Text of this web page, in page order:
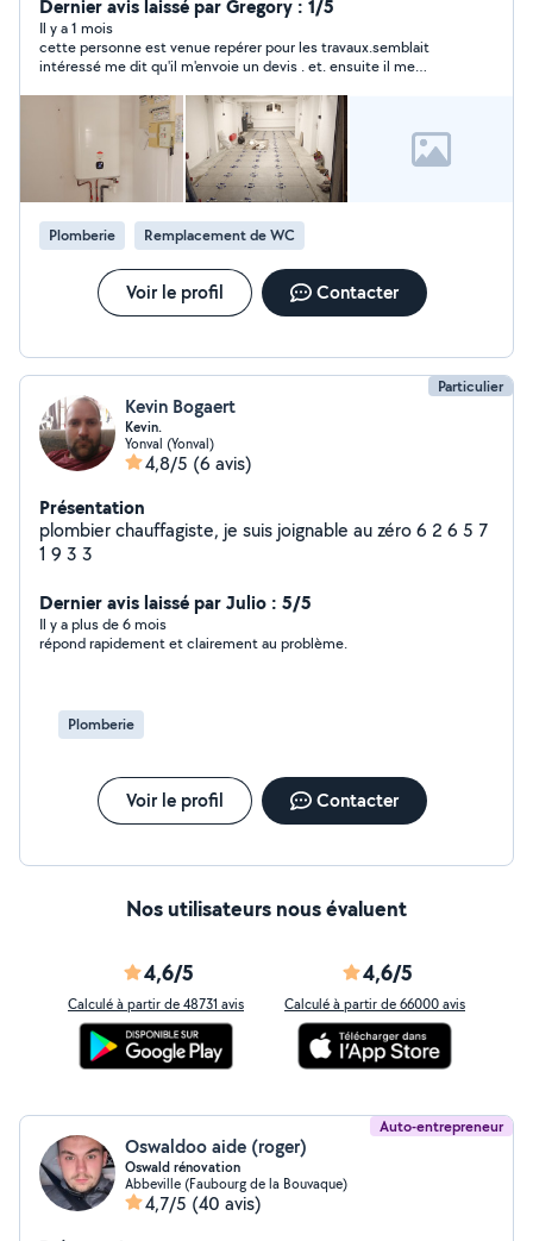
Dernier avis laissé par Gregory : 1/5
Il y a 1 mois
cette personne est venue repérer pour les travaux.semblait
intéressé me dit qu'il m'envoie un devis . et. ensuite il me
Plomberie Remplacement de WC
Voir le profil Contacter
Particulier
Kevin Bogaert
Kevin.
Yonval (Yonval)
4,8/5 (6 avis)
Présentation
plombier chauffagiste, je suis joignable au zéro 6 2 6 5 7
1 9 3 3
Dernier avis laissé par Julio : 5/5
Il y a plus de 6 mois
répond rapidement et clairement au problème.
Plomberie
Voir le profil Contacter
Nos utilisateurs nous évaluent
4,6/5
Calculé à partir de 48731 avis
4,6/5
Calculé à partir de 66000 avis
Auto-entrepreneur
Oswaldoo aide (roger)
Oswald rénovation
Abbeville (Faubourg de la Bouvaque)
4,7/5 (40 avis)